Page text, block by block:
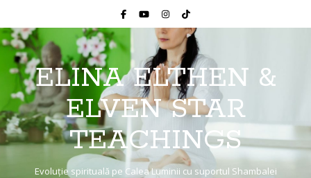
ELINA ELTHEN &
ELVEN STAR
TEACHINGS
Evoluție spirituală pe Calea Luminii cu suportul Shambalei